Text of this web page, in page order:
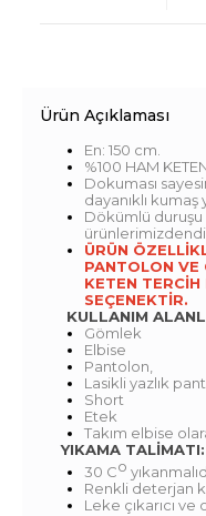
Ürün Açıklaması
En: 150 cm.
%100 HAM
Dokuması
dayanıklı kumaş
Dökümlü
ÜRÜN
PANTOLON VE
KETEN TERCİH
SEÇENEKTİR.
KULLANIM
Gömlek
Elbise
Pantolon,
Lasikli yazlık
Short
Etek
Takım elbise
YIKAMA TALİMATI:
30 Co
Renkli deterjan
Leke çıkarıcı